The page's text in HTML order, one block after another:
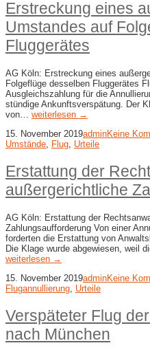
Erstreckung eines
Umstandes auf
Fluggerätes
AG Köln: Erstreckung eines
Folgeflüge desselben Fluggerätes
Ausgleichszahlung für die
stündige Ankunftsverspätung. Der
von… weiterlesen →
15. November 2019adminKeine
Umstände
Flug Urteile
Erstattung der
außergerichtliche
AG Köln: Erstattung der
Zahlungsaufforderung Von einer
forderten die Erstattung von
Die Klage wurde abgewiesen, weil
weiterlesen →
15. November 2019adminKeine
Flugannullierung, Urteile
Verspäteter Flug
nach München